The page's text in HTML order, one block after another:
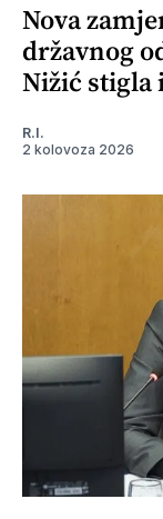
Nova
državnog
Nižić stigla
R.I.
2 kolovoza 2026